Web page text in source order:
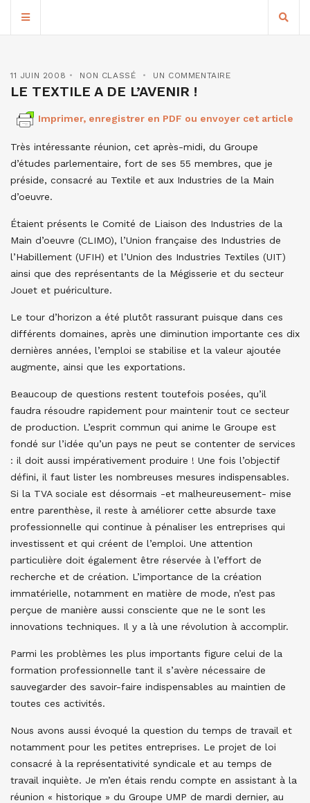
11 JUIN 2008 NON CLASSÉ UN COMMENTAIRE
LE TEXTILE A DE L’AVENIR !
Imprimer, enregistrer en PDF ou envoyer cet article
Très intéressante réunion, cet après-midi, du Groupe
d’études parlementaire, fort de ses 55 membres, que je
préside, consacré au Textile et aux Industries de la Main
d’oeuvre.
Étaient présents le Comité de Liaison des Industries de la
Main d’oeuvre (CLIMO), l’Union française des Industries de
l’Habillement (UFIH) et l’Union des Industries Textiles (UIT)
ainsi que des représentants de la Mégisserie et du secteur
Jouet et puériculture.
Le tour d’horizon a été plutôt rassurant puisque dans ces
différents domaines, après une diminution importante ces dix
dernières années, l’emploi se stabilise et la valeur ajoutée
augmente, ainsi que les exportations.
Beaucoup de questions restent toutefois posées, qu’il
faudra résoudre rapidement pour maintenir tout ce secteur
de production. L’esprit commun qui anime le Groupe est
fondé sur l’idée qu’un pays ne peut se contenter de services
: il doit aussi impérativement produire ! Une fois l’objectif
défini, il faut lister les nombreuses mesures indispensables.
Si la TVA sociale est désormais -et malheureusement- mise
entre parenthèse, il reste à améliorer cette absurde taxe
professionnelle qui continue à pénaliser les entreprises qui
investissent et qui créent de l’emploi. Une attention
particulière doit également être réservée à l’effort de
recherche et de création. L’importance de la création
immatérielle, notamment en matière de mode, n’est pas
perçue de manière aussi consciente que ne le sont les
innovations techniques. Il y a là une révolution à accomplir.
Parmi les problèmes les plus importants figure celui de la
formation professionnelle tant il s’avère nécessaire de
sauvegarder des savoir-faire indispensables au maintien de
toutes ces activités.
Nous avons aussi évoqué la question du temps de travail et
notamment pour les petites entreprises. Le projet de loi
consacré à la représentativité syndicale et au temps de
travail inquiète. Je m’en étais rendu compte en assistant à la
réunion « historique » du Groupe UMP de mardi dernier, au